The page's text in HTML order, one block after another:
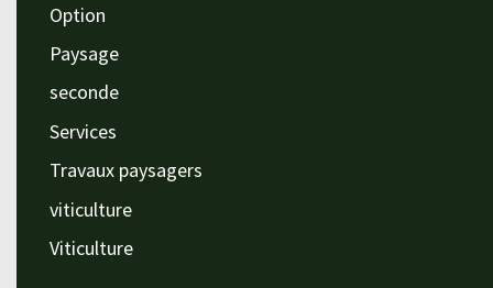
Option
Paysage
seconde
Services
Travaux paysagers
viticulture
Viticulture